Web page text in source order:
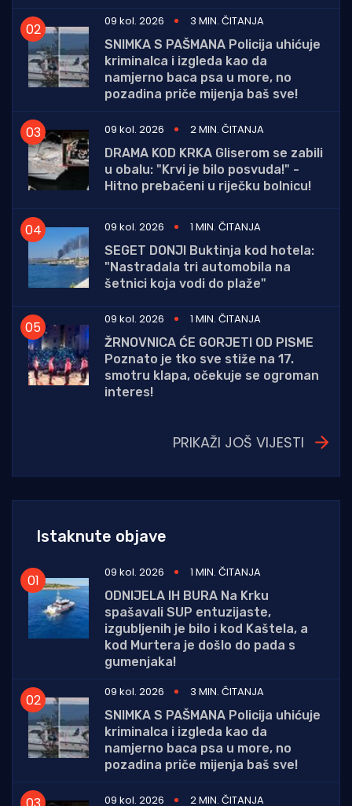
09 kol. 2026
3 MIN. ČITANJA
SNIMKA S PAŠMANA Policija uhićuje
kriminalca i izgleda kao da
namjerno baca psa u more, no
pozadina priče mijenja baš sve!
09 kol. 2026
2 MIN. ČITANJA
DRAMA KOD KRKA Gliserom se zabili
u obalu: "Krvi je bilo posvuda!" -
Hitno prebačeni u riječku bolnicu!
09 kol. 2026
1 MIN. ČITANJA
SEGET DONJI Buktinja kod hotela:
"Nastradala tri automobila na
šetnici koja vodi do plaže"
09 kol. 2026
1 MIN. ČITANJA
ŽRNOVNICA ĆE GORJETI OD PISME
Poznato je tko sve stiže na 17.
smotru klapa, očekuje se ogroman
interes!
PRIKAŽI JOŠ VIJESTI
Istaknute objave
09 kol. 2026
1 MIN. ČITANJA
ODNIJELA IH BURA Na Krku
spašavali SUP entuzijaste,
izgubljenih je bilo i kod Kaštela, a
kod Murtera je došlo do pada s
gumenjaka!
09 kol. 2026
3 MIN. ČITANJA
SNIMKA S PAŠMANA Policija uhićuje
kriminalca i izgleda kao da
namjerno baca psa u more, no
pozadina priče mijenja baš sve!
09 kol. 2026 2 MIN. ČITANJA